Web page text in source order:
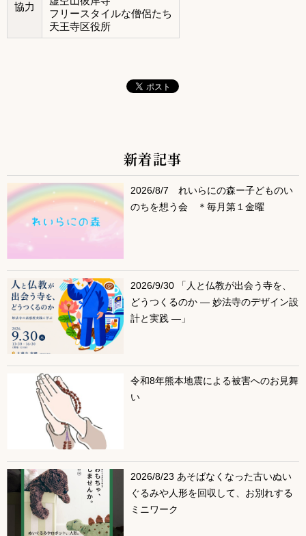
協力
フリースタイルな僧侶たち
天王寺区役所
サブコンテンツ
新着記事
2026/8/7 れいらにの森ー子どものい
のちを想う会 ＊毎月第１金曜
2026/9/30 「人と仏教が出会う寺を、
どうつくるのか ― 妙法寺のデザイン設
計と実践 ―」
令和8年熊本地震による被害へのお見舞
い
2026/8/23 あそばなくなった古いぬい
ぐるみや人形を回収して、お別れする
ミニワーク